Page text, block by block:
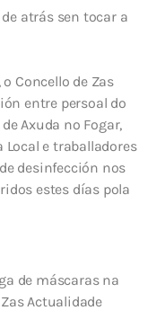
atrás sen tocar a
Concello de Zas
entre persoal do
Axuda no Fogar,
Local e traballadores
desinfección nos
estes días pola
de máscaras na
Actualidade